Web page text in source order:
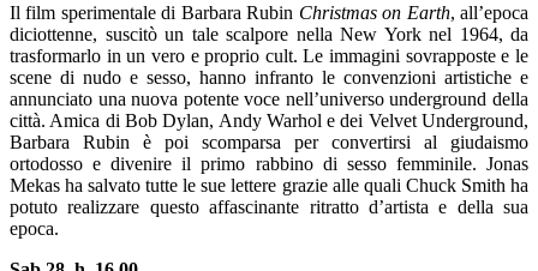
Il film sperimentale di Barbara Rubin Christmas on Earth, all’epoca
diciottenne, suscitò un tale scalpore nella New York nel 1964, da
trasformarlo in un vero e proprio cult. Le immagini sovrapposte e le
scene di nudo e sesso, hanno infranto le convenzioni artistiche e
annunciato una nuova potente voce nell’universo underground della
città. Amica di Bob Dylan, Andy Warhol e dei Velvet Underground,
Barbara Rubin è poi scomparsa per convertirsi al giudaismo
ortodosso e divenire il primo rabbino di sesso femminile. Jonas
Mekas ha salvato tutte le sue lettere grazie alle quali Chuck Smith ha
potuto realizzare questo affascinante ritratto d’artista e della sua
epoca.